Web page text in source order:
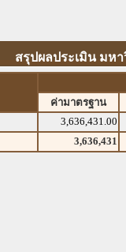
สรุปผลประเมิน มหา
ค่ามาตรฐาน
3,636,431.00
3,636,431